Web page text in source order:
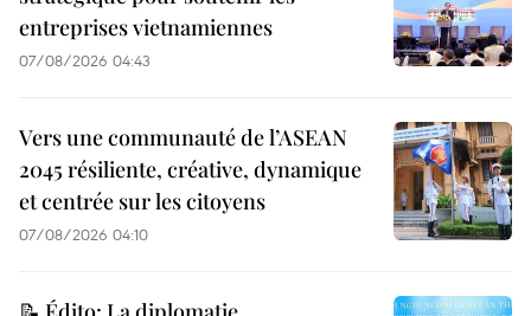
entreprises vietnamiennes
07/08/2026 04:43
Vers une communauté de l’ASEAN
2045 résiliente, créative, dynamique
et centrée sur les citoyens
07/08/2026 04:10